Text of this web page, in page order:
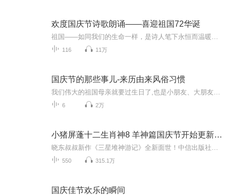
欢度国庆节诗歌朗诵——喜迎祖国72华诞
116 11万
国庆节的那些事儿-来历由来风俗习惯
6 2万
小猪屏蓬十二生肖神8 羊神篇国庆节开始更新啦！
550 315.1万
国庆佳节欢乐的瞬间